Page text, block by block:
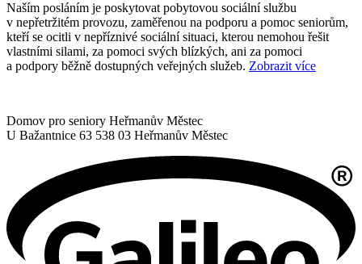
Naším posláním je poskytovat pobytovou sociální službu
v nepřetržitém provozu, zaměřenou na podporu a pomoc seniorům,
kteří se ocitli v nepříznivé sociální situaci, kterou nemohou řešit
vlastními silami, za pomoci svých blízkých, ani za pomoci
a podpory běžně dostupných veřejných služeb. Zobrazit více
Domov pro seniory Heřmanův Městec
U Bažantnice 63 538 03 Heřmanův Městec